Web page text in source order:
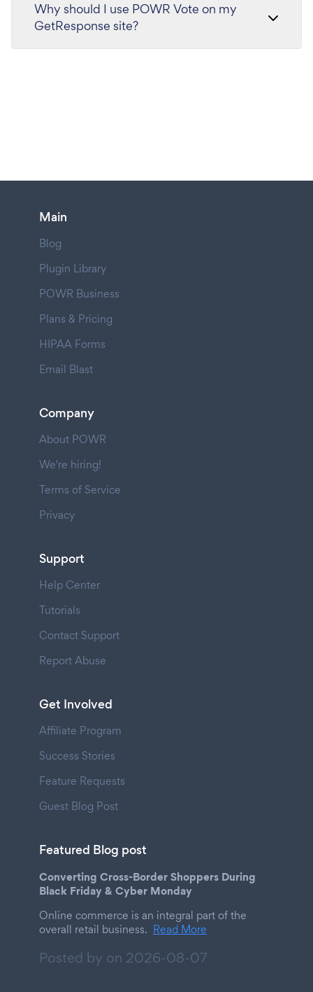
Why should I use POWR Vote on my
GetResponse site?
Main
Blog
Plugin Library
POWR Business
Plans & Pricing
HIPAA Forms
Email Blast
Company
About POWR
We're hiring!
Terms of Service
Privacy
Support
Help Center
Tutorials
Contact Support
Report Abuse
Get Involved
Affiliate Program
Success Stories
Feature Requests
Guest Blog Post
Featured Blog post
Converting Cross-Border Shoppers During
Black Friday & Cyber Monday
Online commerce is an integral part of the
overall retail business. Read More
Posted by on 2026-08-07